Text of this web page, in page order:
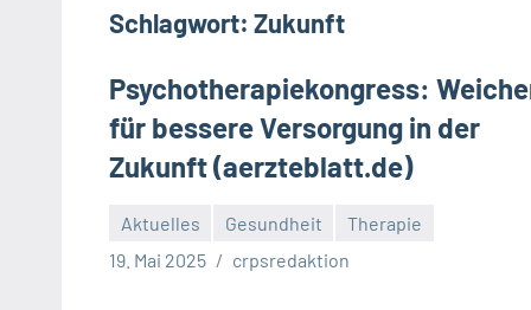
Schlagwort: Zukunft
Psychotherapiekongress:
für bessere Versorgung in der
Zukunft (aerzteblatt.de)
Aktuelles Gesundheit
Therapie
19. Mai 2025
crpsredaktion